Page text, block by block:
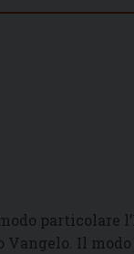
particolare
Vangelo. Il